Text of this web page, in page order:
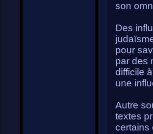
son
Des
pour
par des
difficile
une
Autre
textes
certains